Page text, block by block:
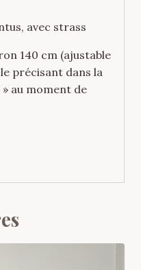
avec strass
140 cm (ajustable
précisant dans la
au moment de